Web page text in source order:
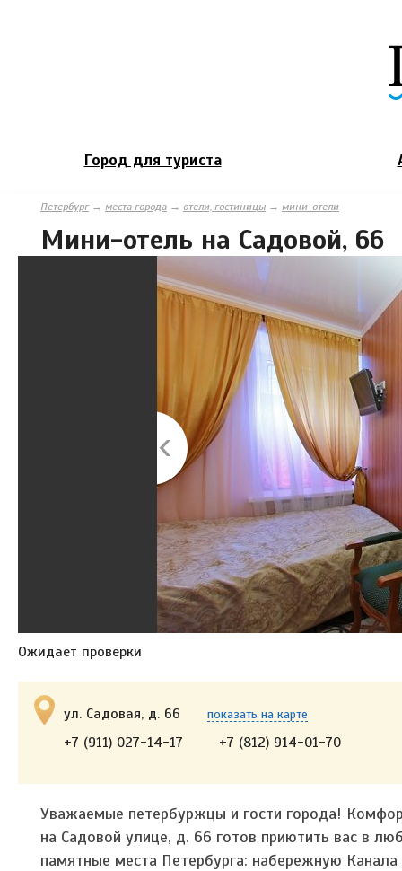
Город для туриста
Петербург→ места города → отели, гостиницы → мини-отели
Мини-отель на Садовой, 66
Ожидает проверки
ул. Садовая, д. 66 показать на карте
+7 (911) 027-14-17 +7 (812) 914-01-70
Уважаемые петербуржцы и гости города!
на Садовой улице, д. 66 готов приютить вас в
памятные места Петербурга: набережную